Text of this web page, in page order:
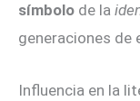
símbolo de la
generaciones de
Influencia en la